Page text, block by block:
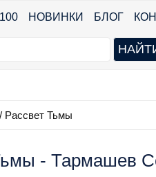
НОВИНКИ БЛОГ
/ Рассвет Тьмы
- Тармашев